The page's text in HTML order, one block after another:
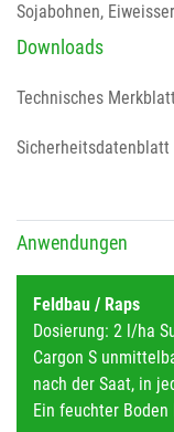
Sojabohnen,
Downloads
Technisches Merkblatt
Sicherheitsdatenblatt
Anwendungen
Feldbau / Raps
Dosierung: 2 l/ha
Cargon S
nach der Saat, in
Ein feuchter